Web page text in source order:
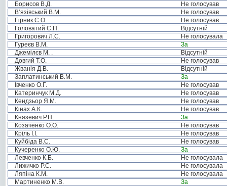
Борисов В.Д.
Не голосував
В’язівський В.М.
Не голосував
Гірник Є.О.
Не голосував
Головатий С.П.
Відсутній
Григорович Л.С.
Не голосувала
Гуреєв В.М.
За
Джемілєв М. .
Відсутній
Довгий Т.О.
Не голосував
Жванія Д.В.
Відсутній
Заплатинський В.М.
За
Івченко О.Г.
Не голосував
Катеринчук М.Д.
Не голосував
Кендзьор Я.М.
Не голосував
Кінах А.К.
Не голосував
Князевич Р.П.
За
Козаченко О.О.
Не голосував
Кріль І.І.
Не голосував
Куйбіда В.С.
Не голосував
Кучеренко О.Ю.
За
Левченко К.Б.
Не голосувала
Лижичко Р.С.
Не голосувала
Ляпіна К.М.
Не голосувала
Мартиненко М.В.
За